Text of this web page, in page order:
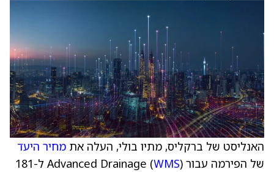
האנליסט של ברקליס, מתיו בולי, העלה את מחיר היעד
של הפירמה עבור Advanced Drainage ( WMS
) ל-181